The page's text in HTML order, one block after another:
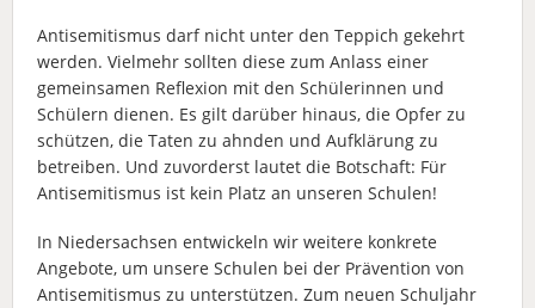
Antisemitismus darf nicht unter den Teppich gekehrt
werden. Vielmehr sollten diese zum Anlass einer
gemeinsamen Reflexion mit den Schülerinnen und
Schülern dienen. Es gilt darüber hinaus, die Opfer zu
schützen, die Taten zu ahnden und Aufklärung zu
betreiben. Und zuvorderst lautet die Botschaft: Für
Antisemitismus ist kein Platz an unseren Schulen!
In Niedersachsen entwickeln wir weitere konkrete
Angebote, um unsere Schulen bei der Prävention von
Antisemitismus zu unterstützen. Zum neuen Schuljahr